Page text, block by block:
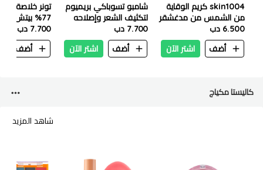
skin1004 كريم الوقاية
من الشمس من مدغشقر
سينتيلا تون لتفتيح البشرة
SPF50+ PA++++ 50
مل
6.500 دب
أضف
اشتر الآن
شامبو تسوباكي بريميوم
لتكثيف الشعر وإصلاحه
450 مل
7.700 دب
أضف
اشتر الآن
تونر خلاصة
77% بيتش من
250 مل
7.700 دب
أضف
كاليستا مكياج
شاهد المزيد